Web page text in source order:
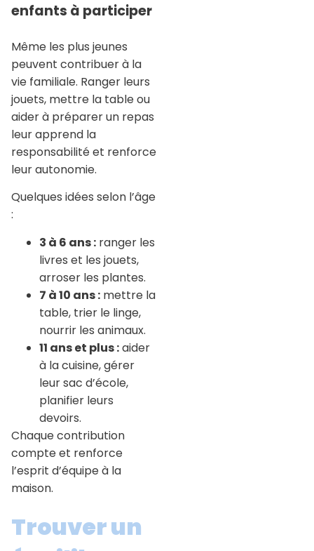
enfants à participer
Même les plus jeunes
peuvent contribuer à la
vie familiale. Ranger leurs
jouets, mettre la table ou
aider à préparer un repas
leur apprend la
responsabilité et renforce
leur autonomie.
Quelques idées selon l’âge
:
3 à 6 ans : ranger les
livres et les jouets,
arroser les plantes.
7 à 10 ans : mettre la
table, trier le linge,
nourrir les animaux.
11 ans et plus :aider
à la cuisine, gérer
leur sac d’école,
planifier leurs
devoirs.
Chaque contribution
compte et renforce
l’esprit d’équipe à la
maison.
Trouver un